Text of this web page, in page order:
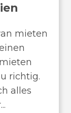
mieten
richtig.
alles